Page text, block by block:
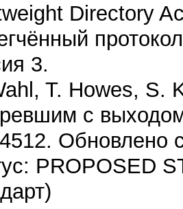
Directory
3.
T. Howes, S.
с
Обновлено
PROPOSED